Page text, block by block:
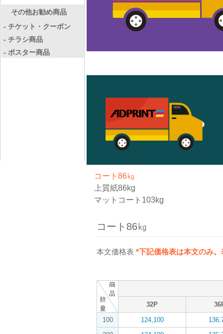
その他お勧め商品
- チケット・クーポン
- チラシ商品
- ポスター商品
コート86㎏
上質紙86kg
マットコート103kg
コート86㎏
本文価格表 *下記価格表は本文のみ
32P
100 124,100